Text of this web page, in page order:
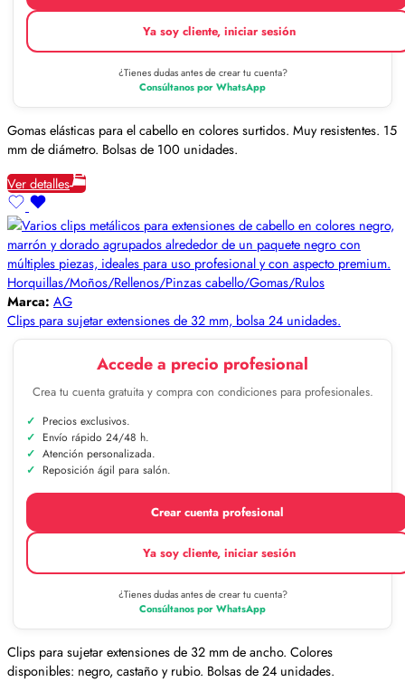
Ya soy cliente, iniciar sesión
¿Tienes dudas antes de crear tu cuenta?
Consúltanos por WhatsApp
Gomas elásticas para el cabello en colores surtidos. Muy resistentes. 15
mm de diámetro. Bolsas de 100 unidades.
Ver detalles
Horquillas/Moños/Rellenos/Pinzas cabello/Gomas/Rulos
Marca: AG
Clips para sujetar extensiones de 32 mm, bolsa 24 unidades.
Accede a precio profesional
Crea tu cuenta gratuita y compra con condiciones para profesionales.
Precios exclusivos.
Envío rápido 24/48 h.
Atención personalizada.
Reposición ágil para salón.
Crear cuenta profesional
Ya soy cliente, iniciar sesión
¿Tienes dudas antes de crear tu cuenta?
Consúltanos por WhatsApp
Clips para sujetar extensiones de 32 mm de ancho. Colores
disponibles: negro, castaño y rubio. Bolsas de 24 unidades.